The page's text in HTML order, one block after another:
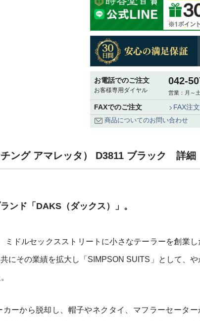
お電話でのご注文
お客様専用ダイヤル
042-
営業：月～
FAXでのご注文 FAX注
商品についてのお問い合わせ
ング アマレッタ） D3811 ブラック 詳細
ンド「DAKS（ダックス）」。
ドルセックスストリートに小さなテーラーを創業し
にその業績を拡大し「SIMPSON SUITS」として、や
ーから脱却し、帽子やネクタイ、マフラーセーター